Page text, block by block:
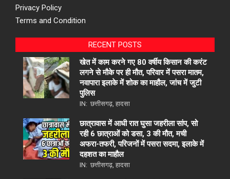
Privacy Policy
Terms and Condition
RECENT POSTS
खेत में काम करने गए 80 वर्षीय किसान की करंट
लगने से मौके पर ही मौत, परिवार में पसरा मातम,
नवापारा इलाके में शोक का माहौल, जांच में जुटी
पुलिस
IN: छत्तीसगढ़ हादसा
छात्रावास में आधी रात घुसा जहरीला सांप, सो
रही 6 छात्राओं को डसा, 3 की मौत, मची
अफरा-तफरी, परिजनों में पसरा सदमा, इलाके में
दहशत का माहौल
IN: छत्तीसगढ़ हादसा